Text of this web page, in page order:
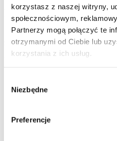
korzystasz z naszej witryny,
społecznościowym,
Partnerzy mogą połączyć te
otrzymanymi od Ciebie lub
korzystania z ich usług.
zgody
Niezbędne
Preferencje
Porozmawiajmy
Nasze spotkania z nowymi
zobowiązań. Staramy się, by były
Porozmawiamy o specyfice Twojej
klucz do przedstawienia